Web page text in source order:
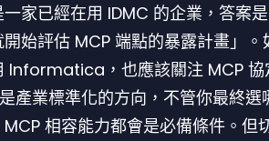
家已經在用 IDMC 的企業，答案是
開始評估 MCP 端點的暴露計畫」。
Informatica，也應該關注 MCP 協
產業標準化的方向，不管你最終選
相容能力都會是必備條件。但